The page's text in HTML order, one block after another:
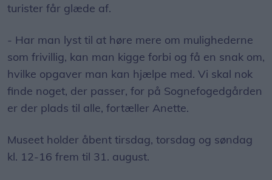
turister får glæde af.
- Har man lyst til at høre mere om mulighederne
som frivillig, kan man kigge forbi og få en snak om,
hvilke opgaver man kan hjælpe med. Vi skal nok
finde noget, der passer, for på Sognefogedgården
er der plads til alle, fortæller Anette.
Museet holder åbent tirsdag, torsdag og søndag
kl. 12-16 frem til 31. august.